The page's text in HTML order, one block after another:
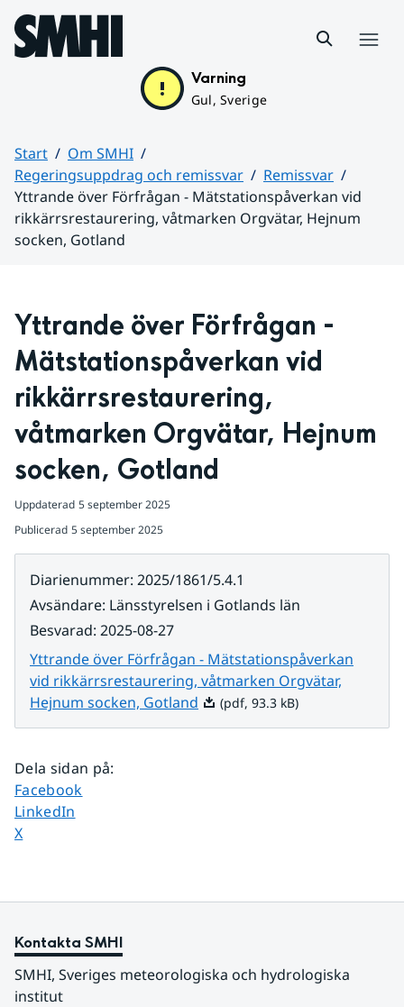
Hoppa till sidans innehåll
Varning
Gul, Sverige
Start
Om SMHI
Regeringsuppdrag och remissvar
Remissvar
Yttrande över Förfrågan - Mätstationspåverkan vid
rikkärrsrestaurering, våtmarken Orgvätar, Hejnum
socken, Gotland
Yttrande över Förfrågan -
Mätstationspåverkan vid
rikkärrsrestaurering,
våtmarken Orgvätar, Hejnum
socken, Gotland
Uppdaterad 5 september 2025
Publicerad 5 september 2025
Diarienummer: 2025/1861/5.4.1
Avsändare: Länsstyrelsen i Gotlands län
Besvarad: 2025-08-27
Yttrande över Förfrågan - Mätstationspåverkan
vid rikkärrsrestaurering, våtmarken Orgvätar,
Hejnum socken, Gotland Pdf, 93.3 kB.
(pdf, 93.3 kB)
Dela sidan på:
Dela sidan på
Facebook
Dela sidan på
LinkedIn
Dela sidan på
X
Kontakta SMHI
SMHI, Sveriges meteorologiska och hydrologiska
institut